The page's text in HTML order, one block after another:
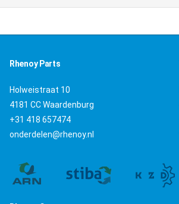
Rhenoy Parts
Holweistraat 10
4181 CC Waardenburg
+31 418 657474
onderdelen@rhenoy.nl